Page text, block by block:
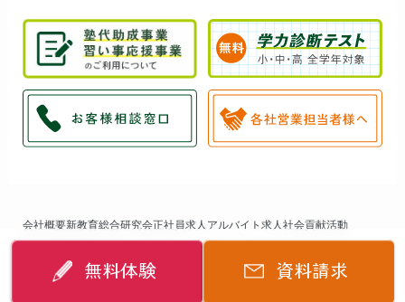
無料体験 資料請求
会社概要新教育総合研究会正社員求人 アルバイト求人社会貢献活動